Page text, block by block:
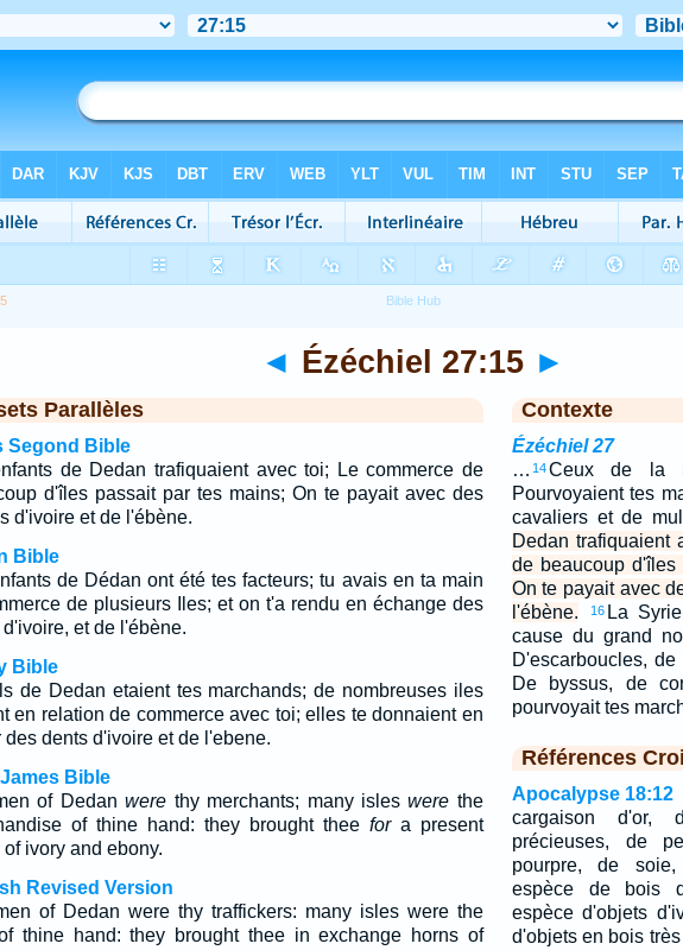
◄ Ézéchiel 27:15 ►
Parallèles
Segond Bible
de Dedan trafiquaient avec toi; Le commerce de
d'îles passait par tes mains; On te payait avec des
d'ivoire et de l'ébène.
Bible
de Dédan ont été tes facteurs; tu avais en ta main
de plusieurs Iles; et on t'a rendu en échange des
et de l'ébène.
Bible
de Dedan etaient tes marchands; de nombreuses iles
en relation de commerce avec toi; elles te donnaient en
des dents d'ivoire et de l'ebene.
Bible
of Dedanwere thy merchants; many isleswere the
of thine hand: they brought thee fora present
of ivory and ebony.
Revised Version
of Dedan were thy traffickers: many isles were the
thine hand: they brought thee in exchange horns of
Contexte
Ézéchiel 27
… 14Ceux de la
Pourvoyaient tes
cavaliers et de
Dedan trafiquaient
de beaucoup d'îles
On te payait avec
l'ébène.
16 La
cause du grand
D'escarboucles,
De byssus, de
pourvoyait tes
Références
Apocalypse 18:12
cargaison d'or,
précieuses, de
pourpre, de
espèce de bois
espèce d'objets
d'objets en bois